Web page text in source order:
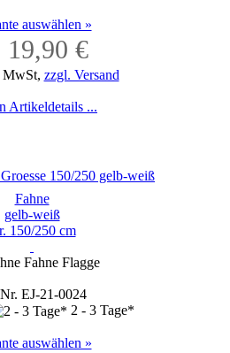
auswählen »
19,90 €
zzgl. Versand
Artikeldetails ...
Fahne
gelb-weiß
150/250 cm
Fahne Flagge
EJ-21-0024
2 - 3 Tage*
auswählen »